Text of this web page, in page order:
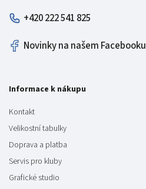
+420 222 541 825
Novinky na našem Facebooku
Informace k nákupu
Kontakt
Velikostní tabulky
Doprava a platba
Servis pro kluby
Grafické studio